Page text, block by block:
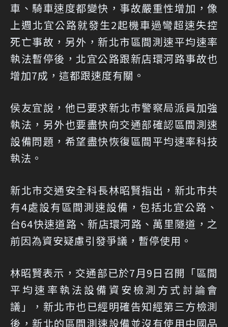
車、騎車速度都變快，事故嚴重性增加，像
上週北宜公路就發生2起機車過彎超速失控
死亡事故，另外，新北市區間測速平均速率
執法暫停後，北宜公路跟新店環河路事故也
增加7成，這都跟速度有關。
侯友宜說，他已要求新北市警察局派員加強
執法，另外也要盡快向交通部確認區間測速
設備問題，希望盡快恢復區間平均速率科技
執法。
新北市交通安全科長林昭賢指出，新北市共
有4處設有區間測速設備，包括北宜公路、
台64快速道路、新店環河路、萬里隧道，之
前因為資安疑慮引發爭議，暫停使用。
林昭賢表示，交通部已於7月9日召開「區間
平均速率執法設備資安檢測方式討論會
議」，新北市也已經明確告知經第三方檢測
後，新北的區間測速設備並沒有使用中國品